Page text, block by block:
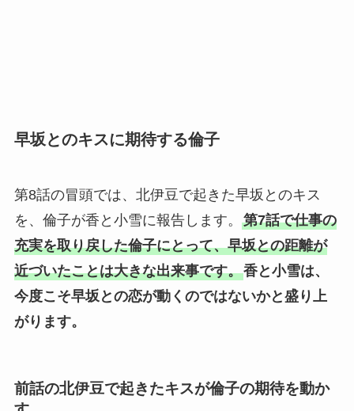
早坂とのキスに期待する倫子
第8話の冒頭では、北伊豆で起きた早坂とのキス
を、倫子が香と小雪に報告します。 第7話で仕事の
充実を取り戻した倫子にとって、早坂との距離が
近づいたことは大きな出来事です。香と小雪は、
今度こそ早坂との恋が動くのではないかと盛り上
がります。
前話の北伊豆で起きたキスが倫子の期待を動か